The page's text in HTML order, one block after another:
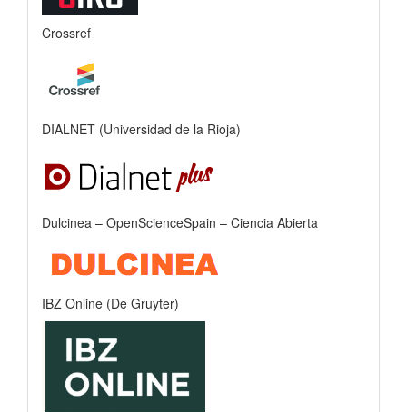
Crossref
DIALNET (Universidad de la Rioja)
Dulcinea – OpenScienceSpain – Ciencia Abierta
IBZ Online (De Gruyter)